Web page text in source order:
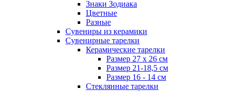
Знаки Зодиака
Цветные
Разные
Сувениры из керамики
Сувенирные тарелки
Керамические тарелки
Размер 27 х 26 см
Размер 21-18,5 см
Размер 16 - 14 см
Стеклянные тарелки